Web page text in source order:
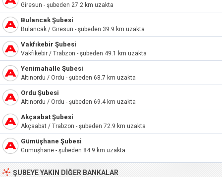
Giresun - şubeden 27.2 km uzakta
Bulancak Şubesi
Bulancak / Giresun - şubeden 39.9 km uzakta
Vakfıkebir Şubesi
Vakfıkebir / Trabzon - şubeden 49.1 km uzakta
Yenimahalle Şubesi
Altınordu / Ordu - şubeden 68.7 km uzakta
Ordu Şubesi
Altınordu / Ordu - şubeden 69.4 km uzakta
Akçaabat Şubesi
Akçaabat / Trabzon - şubeden 72.9 km uzakta
Gümüşhane Şubesi
Gümüşhane - şubeden 84.9 km uzakta
ŞUBEYE YAKIN DIĞER BANKALAR